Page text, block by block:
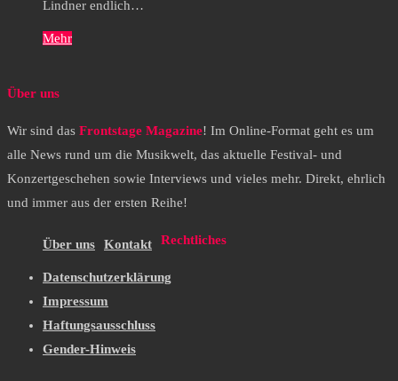
Lindner endlich…
Mehr
Über uns
Wir sind das Frontstage Magazine! Im Online-Format geht es um
alle News rund um die Musikwelt, das aktuelle Festival- und
Konzertgeschehen sowie Interviews und vieles mehr. Direkt, ehrlich
und immer aus der ersten Reihe!
Über uns Kontakt Rechtliches
Datenschutzerklärung
Impressum
Haftungsausschluss
Gender-Hinweis